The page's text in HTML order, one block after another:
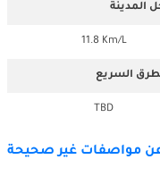
المدينة
11.8 Km/L
السريع
TBD
عن مواصفات غير صحيحة